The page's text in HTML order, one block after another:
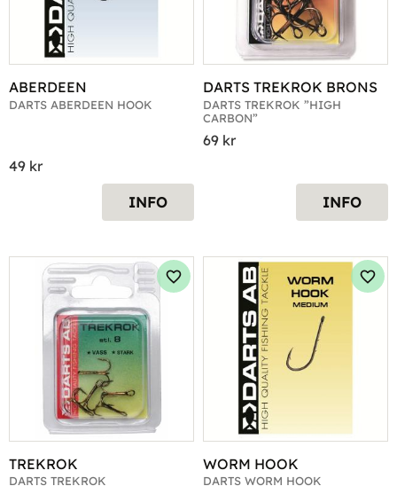
ABERDEEN
DARTS ABERDEEN HOOK
49 kr
INFO
DARTS TREKROK BRONS
DARTS TREKROK ”HIGH
CARBON”
69 kr
INFO
TREKROK
DARTS TREKROK
Lägg till i favoriter
WORM HOOK
DARTS WORM HOOK